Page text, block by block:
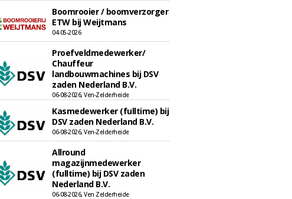
Boomrooier / boomverzorger
ETW bij Weijtmans
04-05-2026
Proefveldmedewerker/
Chauffeur
landbouwmachines bij DSV
zaden Nederland B.V.
06-08-2026, Ven-Zelderheide
Kasmedewerker (fulltime) bij
DSV zaden Nederland B.V.
06-08-2026, Ven-Zelderheide
Allround
magazijnmedewerker
(fulltime) bij DSV zaden
Nederland B.V.
06-08-2026, Ven Zelderheide